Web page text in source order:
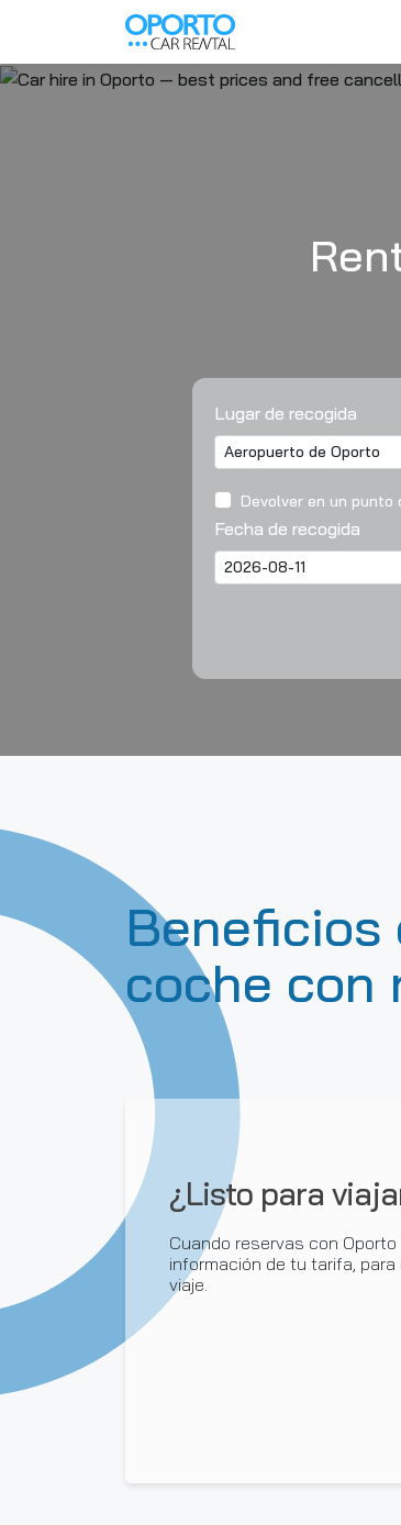
Lugar de recogida
Devolver en un punto
Fecha de recogida
coche con
¿Listo para
Cuando reservas con
información de tu tarifa,
viaje.